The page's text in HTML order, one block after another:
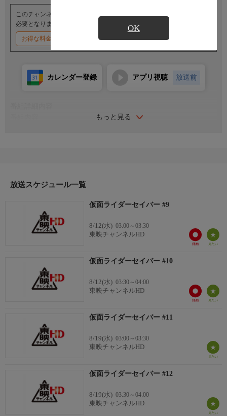
OK
このチャンネルのご視聴には、オプションチャンネル(有料)のご契約が
必要となります。
お得な料金割引キャンペーン実施中
もっと見る
カレンダー登録 アプリ視聴 放送前
いた…。時は流れて現代。小説家の神山飛羽真は突如異変に巻き
放送スケジュール一覧
仮面ライダーセイバー #9
8/12(水) 03:00～03:30
東映チャンネルHD
仮面ライダーセイバー #10
8/12(水) 03:30～04:00
東映チャンネルHD
仮面ライダーセイバー #11
8/19(水) 03:00～03:30
東映チャンネルHD
仮面ライダーセイバー #12
8/19(水) 03:30～04:00
東映チャンネルHD